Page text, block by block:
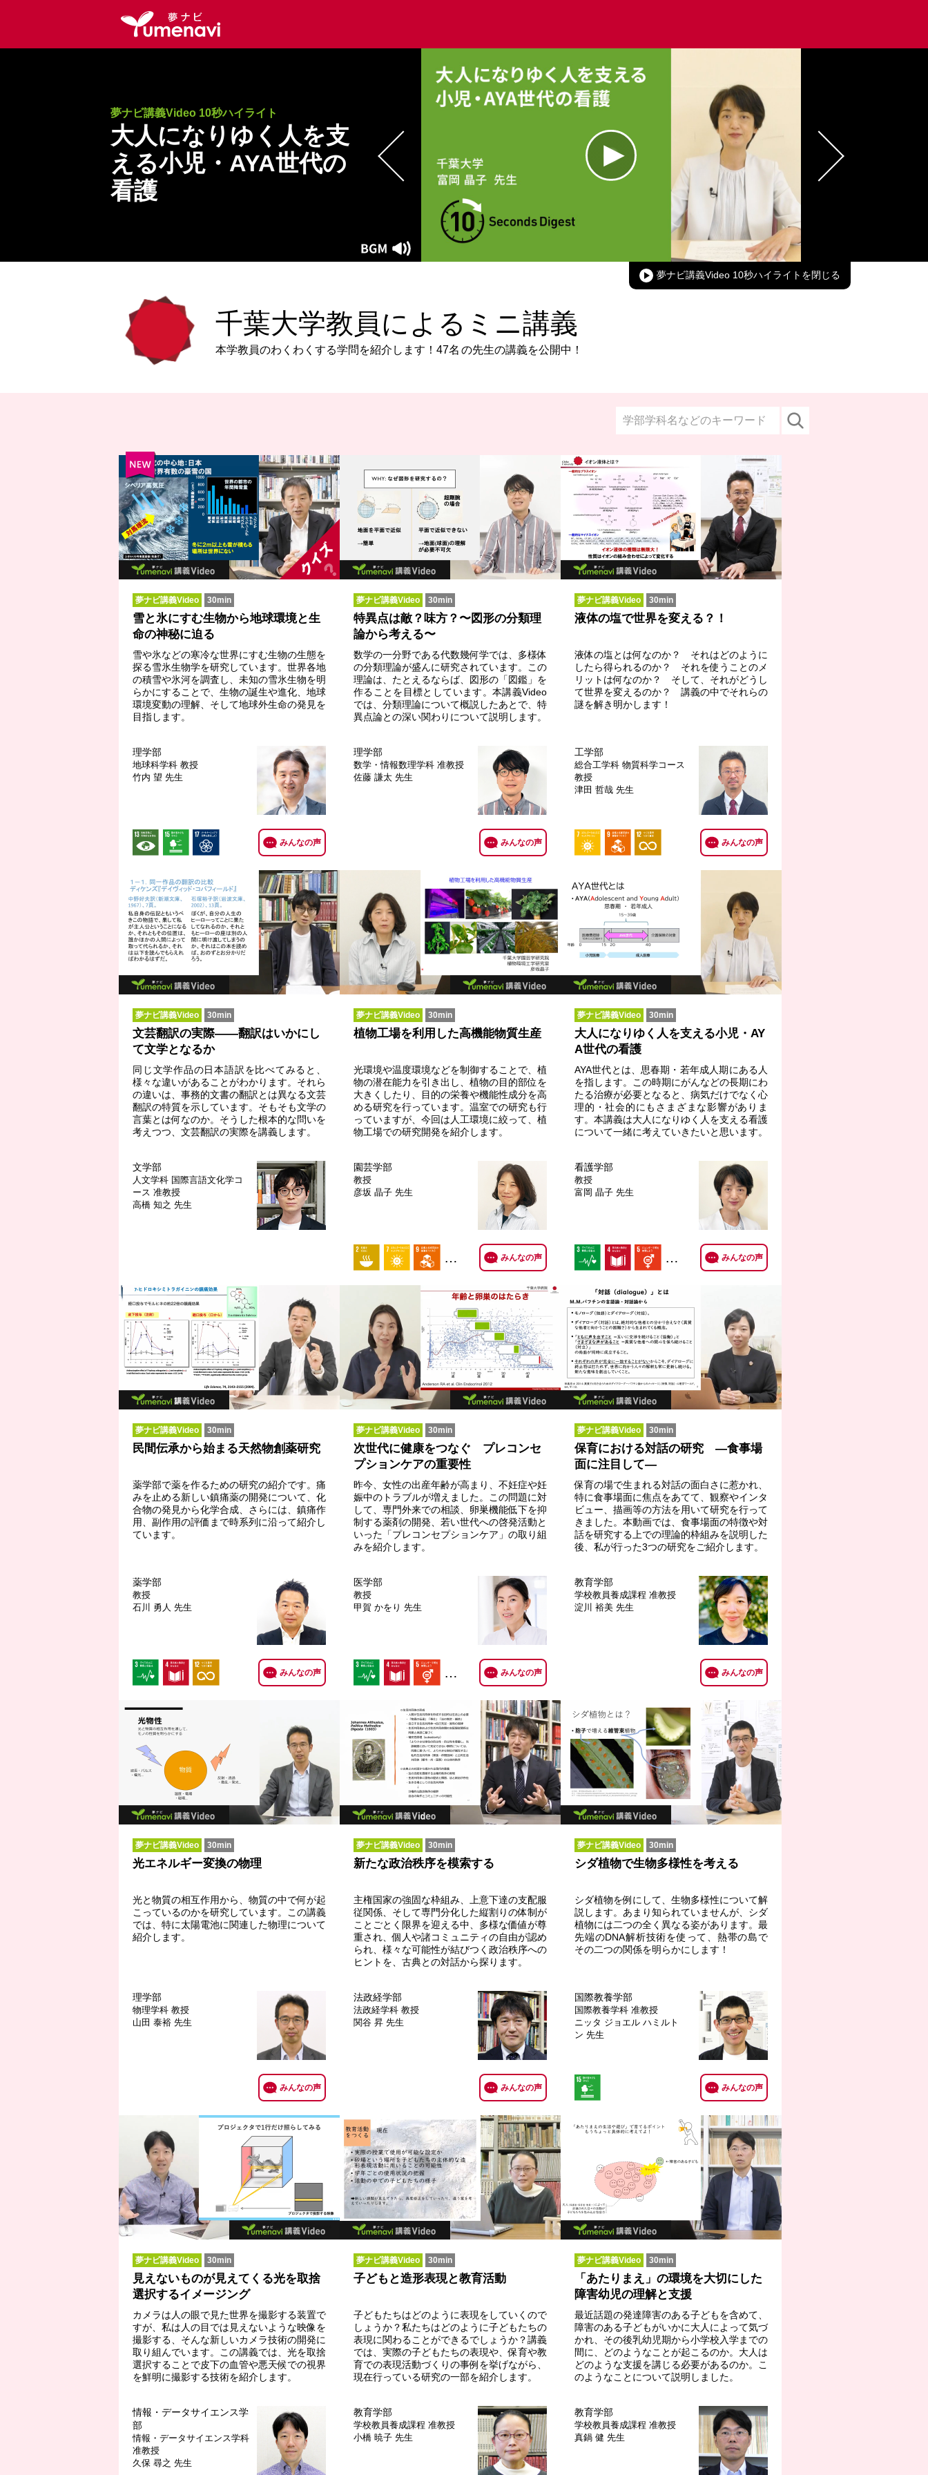
夢ナビ講義Video 10秒ハイライト
大人になりゆく人を支
える小児・AYA世代の
看護
Picture-
in-
夢ナビ講義Video 10秒ハイライト
千葉大学教員によるミニ講義
本学教員のわくわくする学問を紹介します！ 47名 の先生の講義を公開中！
夢ナビ講義Video 30min
雪と氷にすむ生物から地球環境と生
命の神秘に迫る
雪や氷などの寒冷な世界にすむ生物の生態を
探る雪氷生物学を研究しています。世界各地
の積雪や氷河を調査し、未知の雪氷生物を明
らかにすることで、生物の誕生や進化、地球
環境変動の理解、そして地球外生命の発見を
目指します。
理学部
地球科学科 教授
竹内 望 先生
みんなの声
夢ナビ講義Video 30min
特異点は敵？味方？〜図形の分類理
論から考える〜
数学の一分野である代数幾何学では、多様体
の分類理論が盛んに研究されています。この
理論は、たとえるならば、図形の「図鑑」を
作ることを目標としています。本講義Video
では、分類理論について概説したあとで、特
異点論との深い関わりについて説明します。
理学部
数学・情報数理学科 准教授
佐藤 謙太 先生
みんなの声
夢ナビ講義Video 30min
液体の塩で世界を変える？！
液体の塩とは何なのか？ それはどのように
したら得られるのか？ それを使うことのメ
リットは何なのか？ そして、それがどうし
て世界を変えるのか？ 講義の中でそれらの
謎を解き明かします！
工学部
総合工学科 物質科学コース
教授
津田 哲哉 先生
みんなの声
夢ナビ講義Video 30min
文芸翻訳の実際――翻訳はいかにし
て文学となるか
同じ文学作品の日本語訳を比べてみると、
様々な違いがあることがわかります。それら
の違いは、事務的文書の翻訳とは異なる文芸
翻訳の特質を示しています。そもそも文学の
言葉とは何なのか。そうした根本的な問いを
考えつつ、文芸翻訳の実際を講義します。
文学部
人文学科 国際言語文化学コ
ース 准教授
高橋 知之 先生
夢ナビ講義Video 30min
植物工場を利用した高機能物質生産
光環境や温度環境などを制御することで、植
物の潜在能力を引き出し、植物の目的部位を
大きくしたり、目的の栄養や機能性成分を高
める研究を行っています。温室での研究も行
っていますが、今回は人工環境に絞って、植
物工場での研究開発を紹介します。
園芸学部
教授
彦坂 晶子 先生
… みんなの声
夢ナビ講義Video 30min
大人になりゆく人を支える小児・AY
A世代の看護
AYA世代とは、思春期・若年成人期にある人
を指します。この時期にがんなどの長期にわ
たる治療が必要となると、病気だけでなく心
理的・社会的にもさまざまな影響がありま
す。本講義は大人になりゆく人を支える看護
について一緒に考えていきたいと思います。
看護学部
教授
富岡 晶子 先生
… みんなの声
夢ナビ講義Video 30min
民間伝承から始まる天然物創薬研究
薬学部で薬を作るための研究の紹介です。痛
みを止める新しい鎮痛薬の開発について、化
合物の発見から化学合成、さらには、鎮痛作
用、副作用の評価まで時系列に沿って紹介し
ています。
薬学部
教授
石川 勇人 先生
みんなの声
夢ナビ講義Video 30min
次世代に健康をつなぐ プレコンセ
プションケアの重要性
昨今、女性の出産年齢が高まり、不妊症や妊
娠中のトラブルが増えました。この問題に対
して、専門外来での相談、卵巣機能低下を抑
制する薬剤の開発、若い世代への啓発活動と
いった「プレコンセプションケア」の取り組
みを紹介します。
医学部
教授
甲賀 かをり 先生
… みんなの声
夢ナビ講義Video 30min
保育における対話の研究 ―食事場
面に注目して―
保育の場で生まれる対話の面白さに惹かれ、
特に食事場面に焦点をあてて、観察やインタ
ビュー、描画等の方法を用いて研究を行って
きました。本動画では、食事場面の特徴や対
話を研究する上での理論的枠組みを説明した
後、私が行った3つの研究をご紹介します。
教育学部
学校教員養成課程 准教授
淀川 裕美 先生
みんなの声
夢ナビ講義Video 30min
光エネルギー変換の物理
光と物質の相互作用から、物質の中で何が起
こっているのかを研究しています。この講義
では、特に太陽電池に関連した物理について
紹介します。
理学部
物理学科 教授
山田 泰裕 先生
みんなの声
夢ナビ講義Video 30min
新たな政治秩序を模索する
主権国家の強固な枠組み、上意下達の支配服
従関係、そして専門分化した縦割りの体制が
ことごとく限界を迎える中、多様な価値が尊
重され、個人や諸コミュニティの自由が認め
られ、様々な可能性が結びつく政治秩序への
ヒントを、古典との対話から探ります。
法政経学部
法政経学科 教授
関谷 昇 先生
みんなの声
夢ナビ講義Video 30min
シダ植物で生物多様性を考える
シダ植物を例にして、生物多様性について解
説します。あまり知られていませんが、シダ
植物には二つの全く異なる姿があります。最
先端のDNA解析技術を使って、熱帯の島で
その二つの関係を明らかにします！
国際教養学部
国際教養学科 准教授
ニッタ ジョエル ハミルト
ン 先生
みんなの声
夢ナビ講義Video 30min
見えないものが見えてくる光を取捨
選択するイメージング
カメラは人の眼で見た世界を撮影する装置で
すが、私は人の目では見えないような映像を
撮影する、そんな新しいカメラ技術の開発に
取り組んでいます。この講義では、光を取捨
選択することで皮下の血管や悪天候での視界
を鮮明に撮影する技術を紹介します。
情報・データサイエンス学
部
情報・データサイエンス学科
准教授
久保 尋之 先生
夢ナビ講義Video 30min
子どもと造形表現と教育活動
子どもたちはどのように表現をしていくので
しょうか？私たちはどのように子どもたちの
表現に関わることができるでしょうか？講義
では、実際の子どもたちの表現や、保育や教
育での表現活動づくりの事例を挙げながら、
現在行っている研究の一部を紹介します。
教育学部
学校教員養成課程 准教授
小橋 暁子 先生
夢ナビ講義Video 30min
「あたりまえ」の環境を大切にした
障害幼児の理解と支援
最近話題の発達障害のある子どもを含めて、
障害のある子どもがいかに大人によって気づ
かれ、その後乳幼児期から小学校入学までの
間に、どのようなことが起こるのか。大人は
どのような支援を講じる必要があるのか。こ
のようなことについて説明しました。
教育学部
学校教員養成課程 准教授
真鍋 健 先生